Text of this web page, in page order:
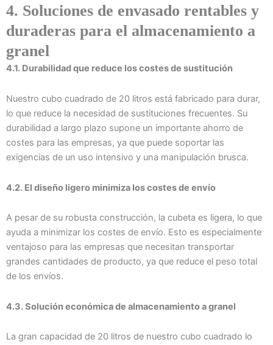
4. Soluciones de envasado rentables y
duraderas para el almacenamiento a
granel
4.1. Durabilidad que reduce los costes de sustitución
Nuestro cubo cuadrado de 20 litros está fabricado para durar,
lo que reduce la necesidad de sustituciones frecuentes. Su
durabilidad a largo plazo supone un importante ahorro de
costes para las empresas, ya que puede soportar las
exigencias de un uso intensivo y una manipulación brusca.
4.2. El diseño ligero minimiza los costes de envío
A pesar de su robusta construcción, la cubeta es ligera, lo que
ayuda a minimizar los costes de envío. Esto es especialmente
ventajoso para las empresas que necesitan transportar
grandes cantidades de producto, ya que reduce el peso total
de los envíos.
4.3. Solución económica de almacenamiento a granel
La gran capacidad de 20 litros de nuestro cubo cuadrado lo